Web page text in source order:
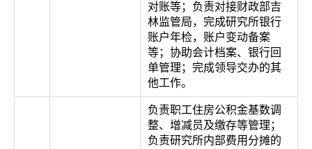
对账等；负责对接财政部吉
林监管局，完成研究所银行
账户年检，账户变动备案
等；协助会计档案、银行回
单管理；完成领导交办的其
他工作。
负责职工住房公积金基数调
整、增减员及缴存等管理；
负责研究所内部费用分摊的